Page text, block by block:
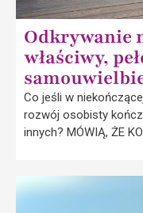
Odkrywanie
właściwy,
Co jeśli w
rozwój osobisty
innych? MÓWIĄ, ŻE